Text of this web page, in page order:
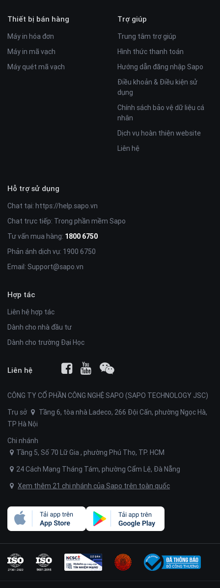
Thiết bị bán hàng
Máy in hóa đơn
Máy in mã vạch
Máy quét mã vạch
Trợ giúp
Trung tâm trợ giúp
Hình thức thanh toán
Hướng dẫn đăng nhập Sapo
Điều khoản & Điều kiện sử
dụng
Chính sách bảo vệ dữ liệu cá
nhân
Dịch vụ hoàn thiện website
Liên hệ
Hỗ trợ sử dụng
Chat tại: https://help.sapo.vn
Chat trực tiếp: Trong phần mềm Sapo
Tư vấn mua hàng: 1800 6750
Phản ánh dịch vụ: 1900 6750
Email: Support@sapo.vn
Hợp tác
Liên hệ hợp tác
Dành cho nhà đầu tư
Dành cho trường Đại Học
Liên hệ
CÔNG TY CỔ PHẦN CÔNG NGHỆ SAPO (SAPO TECHNOLOGY JSC)
Trụ sở
Tầng 6, tòa nhà Ladeco, 266 Đội Cấn, phường Ngọc Hà,
TP Hà Nội
Chi nhánh
Tầng 5, Số 70 Lữ Gia , phường Phú Thọ, TP. HCM
24 Cách Mạng Tháng Tám, phường Cẩm Lệ, Đà Nẵng
Xem thêm 21 chi nhánh của Sapo trên toàn quốc